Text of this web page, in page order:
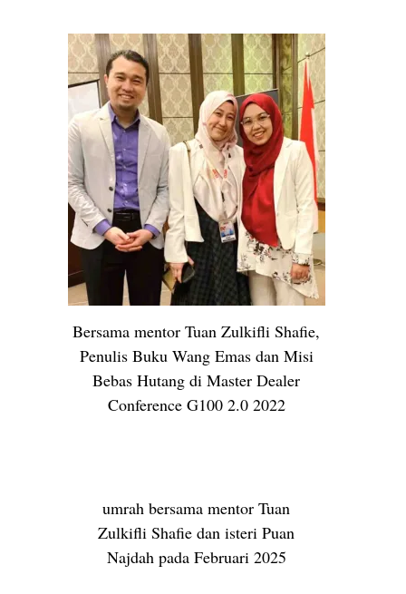
Bersama mentor Tuan Zulkifli Shafie,
Penulis Buku Wang Emas dan Misi
Bebas Hutang di Master Dealer
Conference G100 2.0 2022
umrah bersama mentor Tuan
Zulkifli Shafie dan isteri Puan
Najdah pada Februari 2025